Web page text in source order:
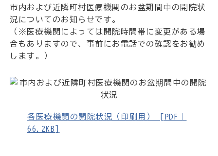
市内および近隣町村医療機関のお盆期間中の開院状
況についてのお知らせです。
（※医療機関によっては開院時間帯に変更がある場
合もありますので、事前にお電話での確認をお勧め
します。）
各医療機関の開院状況（印刷用） [PDF｜
66.2KB]